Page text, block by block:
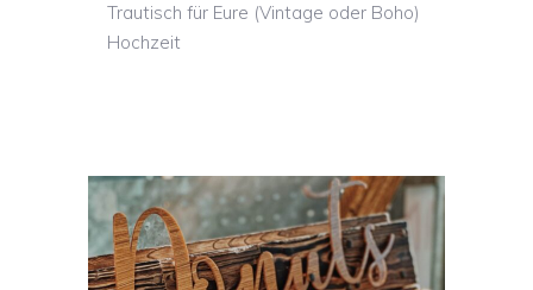
Trautisch für Eure (Vintage oder Boho)
Hochzeit